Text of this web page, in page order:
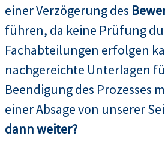
einer Verzögerung des
führen, da keine Prüfung
Fachabteilungen erfolgen
nachgereichte Unterlagen
Beendigung des Prozesses
einer Absage von unserer
dann weiter?